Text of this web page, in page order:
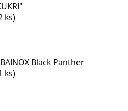
ks)
Black Panther
ks)